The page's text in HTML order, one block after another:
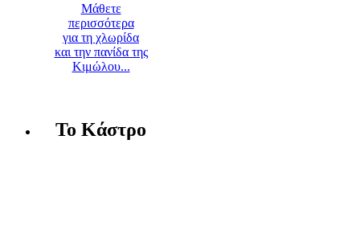
Μάθετε
περισσότερα
για τη χλωρίδα
και την πανίδα της
Κιμώλου...
Το Κάστρο